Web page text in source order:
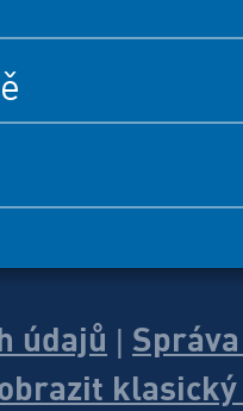
údajů